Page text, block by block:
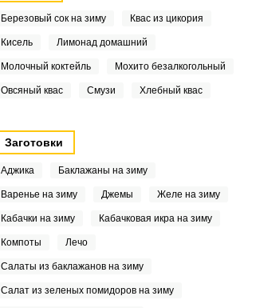
Березовый сок на зиму Квас из цикория
Кисель Лимонад домашний
Молочный коктейль Мохито безалкогольный
Овсяный квас Смузи Хлебный квас
Заготовки
Аджика Баклажаны на зиму
Варенье на зиму Джемы Желе на зиму
Кабачки на зиму Кабачковая икра на зиму
Компоты Лечо
Салаты из баклажанов на зиму
Салат из зеленых помидоров на зиму